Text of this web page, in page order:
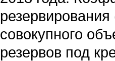
совокупного
резервов под